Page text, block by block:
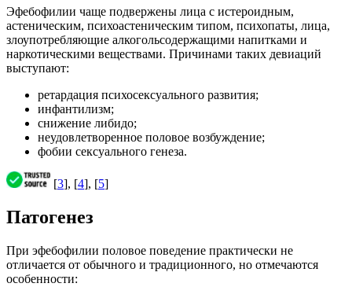
Эфебофилии чаще подвержены лица с истероидным,
астеническим, психоастеническим типом, психопаты, лица,
злоупотребляющие алкогольсодержащими напитками и
наркотическими веществами. Причинами таких девиаций
выступают:
ретардация психосексуального развития;
инфантилизм;
снижение либидо;
неудовлетворенное половое возбуждение;
фобии сексуального генеза.
[3], [4], [5]
Патогенез
При эфебофилии половое поведение практически не
отличается от обычного и традиционного, но отмечаются
особенности: